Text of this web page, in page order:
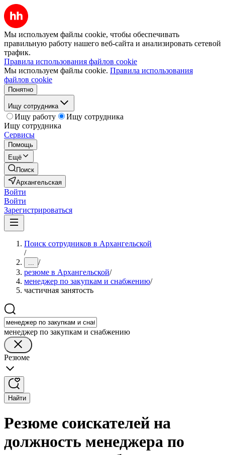
Мы используем файлы cookie, чтобы обеспечивать
правильную работу нашего веб-сайта и анализировать сетевой
трафик.
Правила использования файлов cookie
Мы используем файлы cookie. Правила использования
файлов cookie
Понятно
Ищу сотрудника
Ищу работу
Ищу сотрудника
Ищу сотрудника
Сервисы
Помощь
Ещё
Поиск
Архангельская
Войти
Войти
Зарегистрироваться
Поиск сотрудников в Архангельской
/
... /
резюме в Архангельской/
менеджер по закупкам и снабжению/
частичная занятость
менеджер по закупкам и снабжению
Резюме
Найти
Резюме соискателей на
должность менеджера по